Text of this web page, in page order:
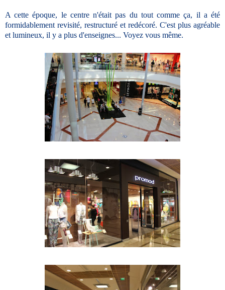
A cette époque, le centre n'était pas du tout comme ça, il a été
formidablement revisité, restructuré et redécoré. C'est plus agréable
et lumineux, il y a plus d'enseignes... Voyez vous même.